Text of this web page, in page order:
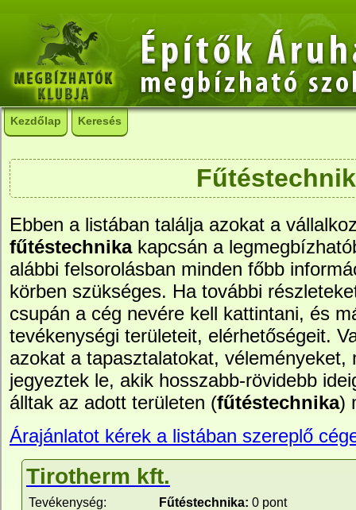
Kezdőlap Keresés
Ebben a listában találja azokat a
fűtéstechnikakapcsán a
alábbi felsorolásban minden főbb
körben szükséges. Ha további
csupán a cég nevére kell kattintani, és
tevékenységi területeit, elérhetőségeit.
azokat a tapasztalatokat, véleményeket,
jegyeztek le, akik hosszabb-rövidebb
álltak az adott területen (fűtéstechnika)
Árajánlatot kérek a listában szereplő
Tirotherm kft.
Tevékenység: Fűtéstechnika: 0 pont